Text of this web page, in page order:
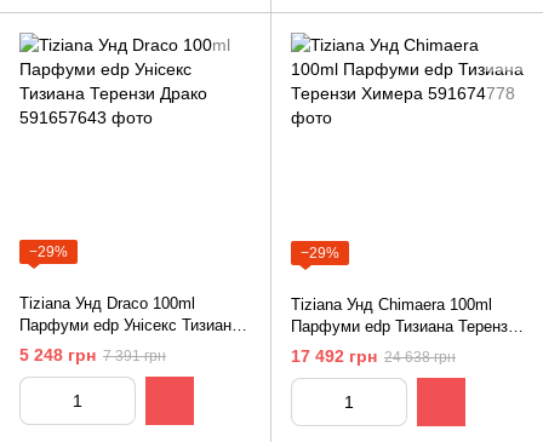
−29%
Tiziana Унд Draco 100ml
Парфуми edp Унісекс Тизиана
Терензи Драко
5 248 грн 7 391 грн
−29%
Tiziana Унд Chimaera 100ml
Парфуми edp Тизиана Терензи
Химера
17 492 грн 24 638 грн